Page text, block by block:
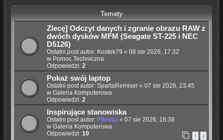
Tematy
Zlecę] Odczyt danych i zgranie obrazu RAW z
dwóch dysków MFM (Seagate ST-225 i NEC
D5126)
Ostatni post autor: Kostek79 « 08 sie 2026, 17:32
w Pomoc Techniczna
Odpowiedzi: 2
Pokaż swój laptop
Ostatni post autor: SpartaRemixer« 07 sie 2026, 23:45
w Galeria Komputerowa
Odpowiedzi: 2
Inspirujące stanowiska
Ostatni post autor: Piteusz« 07 sie 2026, 18:38
w Galeria Komputerowa
Odpowiedzi: 10 1 2